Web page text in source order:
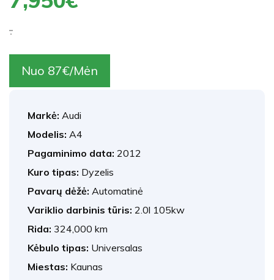
.
Nuo 87€/Mėn
Markė: Audi
Modelis: A4
Pagaminimo data: 2012
Kuro tipas: Dyzelis
Pavarų dėžė: Automatinė
Variklio darbinis tūris: 2.0l 105kw
Rida: 324,000 km
Kėbulo tipas: Universalas
Miestas: Kaunas